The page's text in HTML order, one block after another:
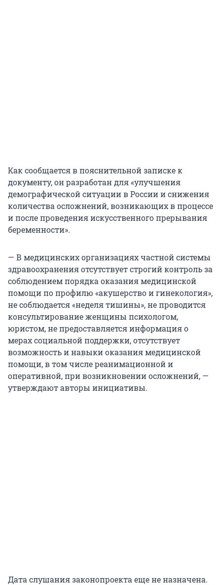
Как сообщается в пояснительной записке к
документу, он разработан для «улучшения
демографической ситуации в России и снижения
количества осложнений, возникающих в процессе
и после проведения искусственного прерывания
беременности».
— В медицинских организациях частной системы
здравоохранения отсутствует строгий контроль за
соблюдением порядка оказания медицинской
помощи по профилю «акушерство и гинекология»,
не соблюдается «неделя тишины», не проводится
консультирование женщины психологом,
юристом, не предоставляется информация о
мерах социальной поддержки, отсутствует
возможность и навыки оказания медицинской
помощи, в том числе реанимационной и
оперативной, при возникновении осложнений, —
утверждают авторы инициативы.
Дата слушания законопроекта еще не назначена.